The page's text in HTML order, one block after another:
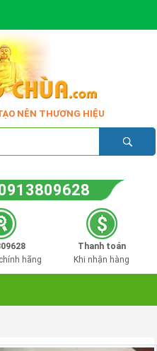
NÊN THƯƠNG HIỆU
hãng
Thanh toán
Khi nhận hàng